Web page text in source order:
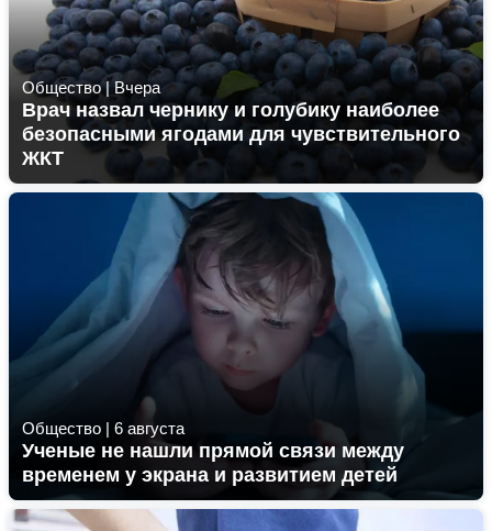
Общество|Вчера
Врач назвал чернику и голубику наиболее
безопасными ягодами для чувствительного
ЖКТ
Общество | 6 августа
Ученые не нашли прямой связи между
временем у экрана и развитием детей